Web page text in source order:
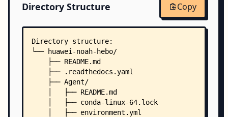
Directory Structure Copy
Directory structure:
└── huawei-noah-hebo/
    ├── README.md
    ├── .readthedocs.yaml
    ├── Agent/
    │   ├── README.md
    │   ├── conda-linux-64.lock
    │   ├── environment.yml